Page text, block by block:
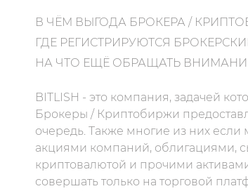
В ЧЁМ ВЫГОДА БРОКЕРА /
ГДЕ РЕГИСТРИРУЮТСЯ
НА ЧТО ЕЩЁ ОБРАЩАТЬ
BITLISH - это компания, задачей
Брокеры / Криптобиржи
очередь. Также многие из них
акциями компаний, облигациями,
криптовалютой и прочими
совершать только на торговой